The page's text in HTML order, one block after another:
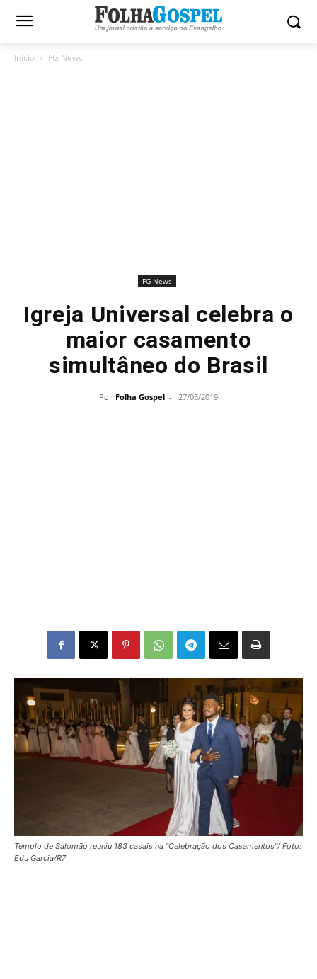
Início FG News
FG News
Igreja Universal celebra o
maior casamento
simultâneo do Brasil
Por Folha Gospel - 27/05/2019
Templo de Salomão reuniu 183 casais na "Celebração dos Casamentos"/ Foto:
Edu Garcia/R7